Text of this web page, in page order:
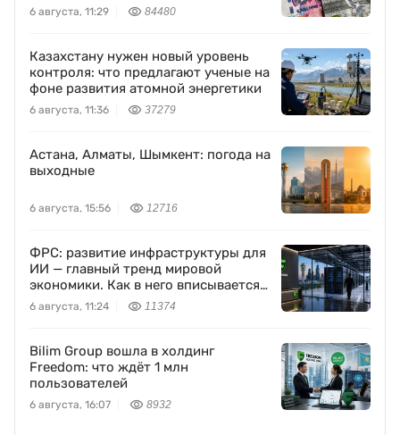
6 августа, 11:29 84480
Казахстану нужен новый уровень
контроля: что предлагают ученые на
фоне развития атомной энергетики
6 августа, 11:36 37279
Астана, Алматы, Шымкент: погода на
выходные
6 августа, 15:56 12716
ФРС: развитие инфраструктуры для
ИИ — главный тренд мировой
экономики. Как в него вписывается
Freedom Holding Corp.
6 августа, 11:24 11374
Bilim Group вошла в холдинг
Freedom: что ждёт 1 млн
пользователей
6 августа, 16:07 8932